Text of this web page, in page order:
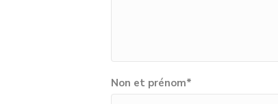
Non et prénom*